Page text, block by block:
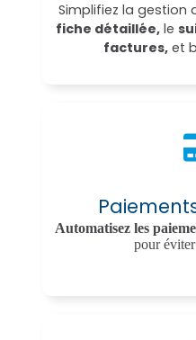
Simplifiez la gestion
fiche détaillée, le
factures,et
Automatisez les
pour